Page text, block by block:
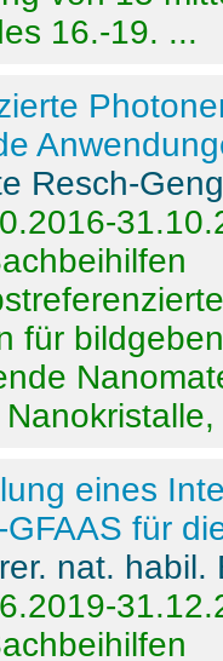
16.-19. ...
Resch-
für
eines
für
nat.